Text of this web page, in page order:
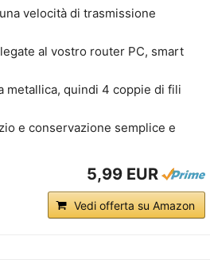
velocità di trasmissione
al vostro router PC, smart
metallica, quindi 4 coppie di fili
e conservazione semplice e
5,99 EUR
Vedi offerta su Amazon